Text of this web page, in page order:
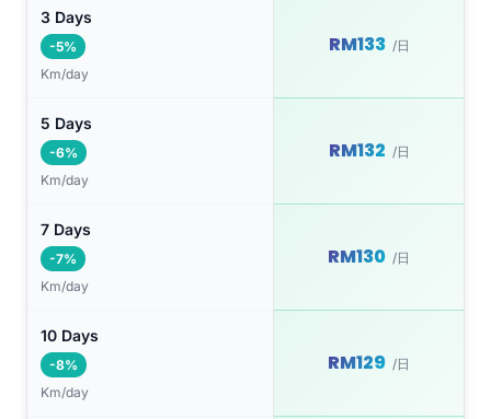
3 Days
-5%
Km/day
RM133 /日
5 Days
-6%
Km/day
RM132 /日
7 Days
-7%
Km/day
RM130 /日
10 Days
-8%
Km/day
RM129 /日